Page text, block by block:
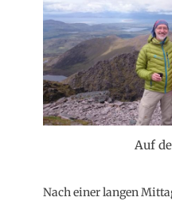
Auf
Nach einer langen